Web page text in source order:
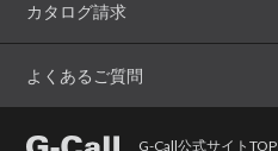
カタログ請求
よくあるご質問
G-Call公式サイトTOP